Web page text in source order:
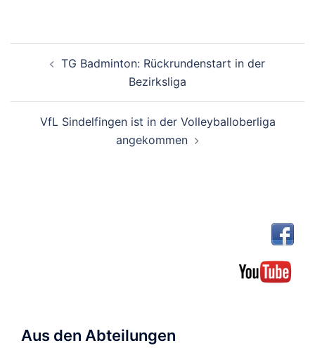
TG Badminton: Rückrundenstart in der
Bezirksliga
VfL Sindelfingen ist in der Volleyballoberliga
angekommen
Aus den Abteilungen